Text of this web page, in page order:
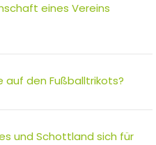
eines Vereins
den Fußballtrikots?
und Schottland sich für